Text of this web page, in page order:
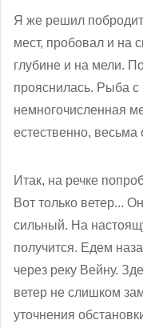
Я же решил
мест, пробовал и на
глубине и на мели.
прояснилась. Рыба
немногочисленная
естественно, весьма
Итак, на речке
Вот только ветер...
сильный. На
получится. Едем
через реку Вейну.
ветер не слишком
уточнения